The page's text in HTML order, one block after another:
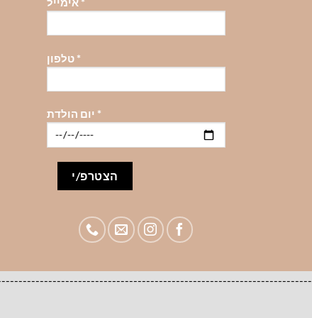
טלפון *
*
-------------------------------------------------------------------------------------להזמנות סיטונאיות לעסקים